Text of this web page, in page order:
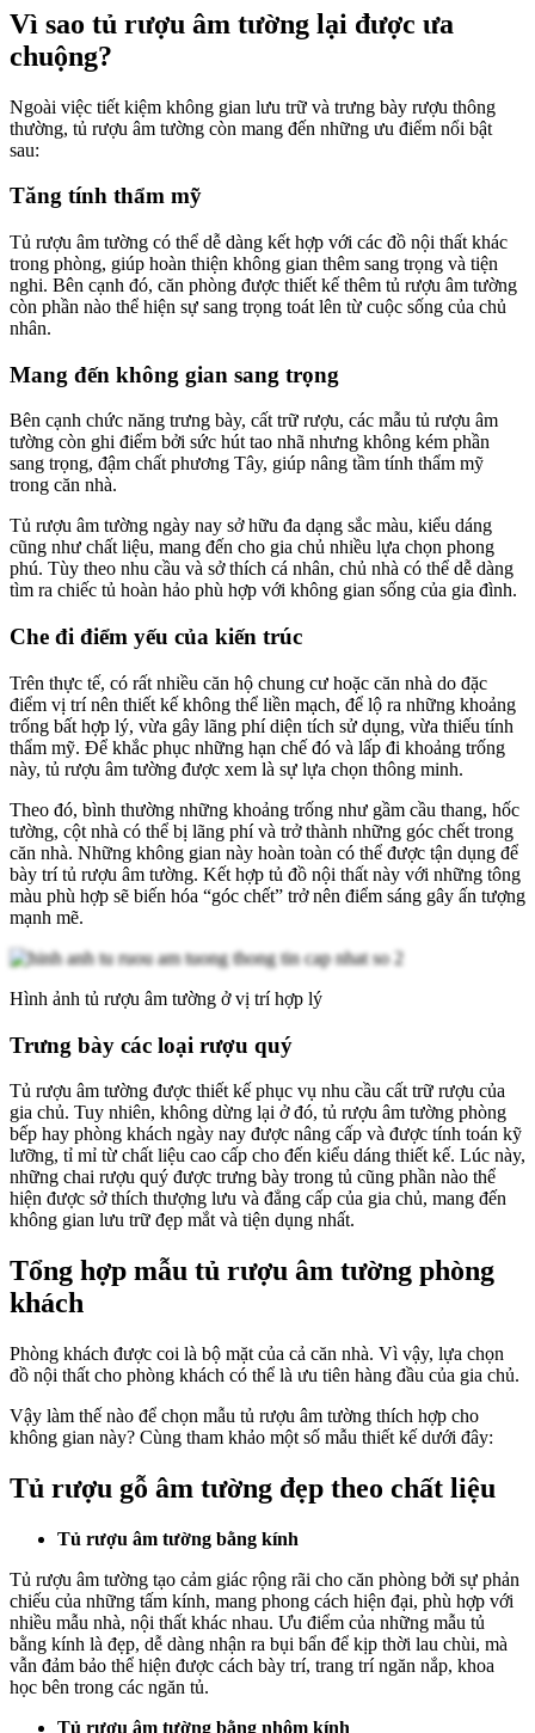
Vì sao tủ rượu âm tường lại được ưa
chuộng?
Ngoài việc tiết kiệm không gian lưu trữ và trưng bày rượu thông
thường, tủ rượu âm tường còn mang đến những ưu điểm nổi bật
sau:
Tăng tính thẩm mỹ
Tủ rượu âm tường có thể dễ dàng kết hợp với các đồ nội thất khác
trong phòng, giúp hoàn thiện không gian thêm sang trọng và tiện
nghi. Bên cạnh đó, căn phòng được thiết kế thêm tủ rượu âm tường
còn phần nào thể hiện sự sang trọng toát lên từ cuộc sống của chủ
nhân.
Mang đến không gian sang trọng
Bên cạnh chức năng trưng bày, cất trữ rượu, các mẫu tủ rượu âm
tường còn ghi điểm bởi sức hút tao nhã nhưng không kém phần
sang trọng, đậm chất phương Tây, giúp nâng tầm tính thẩm mỹ
trong căn nhà.
Tủ rượu âm tường ngày nay sở hữu đa dạng sắc màu, kiểu dáng
cũng như chất liệu, mang đến cho gia chủ nhiều lựa chọn phong
phú. Tùy theo nhu cầu và sở thích cá nhân, chủ nhà có thể dễ dàng
tìm ra chiếc tủ hoàn hảo phù hợp với không gian sống của gia đình.
Che đi điểm yếu của kiến trúc
Trên thực tế, có rất nhiều căn hộ chung cư hoặc căn nhà do đặc
điểm vị trí nên thiết kế không thể liền mạch, để lộ ra những khoảng
trống bất hợp lý, vừa gây lãng phí diện tích sử dụng, vừa thiếu tính
thẩm mỹ. Để khắc phục những hạn chế đó và lấp đi khoảng trống
này, tủ rượu âm tường được xem là sự lựa chọn thông minh.
Theo đó, bình thường những khoảng trống như gầm cầu thang, hốc
tường, cột nhà có thể bị lãng phí và trở thành những góc chết trong
căn nhà. Những không gian này hoàn toàn có thể được tận dụng để
bày trí tủ rượu âm tường. Kết hợp tủ đồ nội thất này với những tông
màu phù hợp sẽ biến hóa “góc chết” trở nên điểm sáng gây ấn tượng
mạnh mẽ.
Hình ảnh tủ rượu âm tường ở vị trí hợp lý
Trưng bày các loại rượu quý
Tủ rượu âm tường được thiết kế phục vụ nhu cầu cất trữ rượu của
gia chủ. Tuy nhiên, không dừng lại ở đó, tủ rượu âm tường phòng
bếp hay phòng khách ngày nay được nâng cấp và được tính toán kỹ
lưỡng, tỉ mỉ từ chất liệu cao cấp cho đến kiểu dáng thiết kế. Lúc này,
những chai rượu quý được trưng bày trong tủ cũng phần nào thể
hiện được sở thích thượng lưu và đẳng cấp của gia chủ, mang đến
không gian lưu trữ đẹp mắt và tiện dụng nhất.
Tổng hợp mẫu tủ rượu âm tường phòng
khách
Phòng khách được coi là bộ mặt của cả căn nhà. Vì vậy, lựa chọn
đồ nội thất cho phòng khách có thể là ưu tiên hàng đầu của gia chủ.
Vậy làm thế nào để chọn mẫu tủ rượu âm tường thích hợp cho
không gian này? Cùng tham khảo một số mẫu thiết kế dưới đây:
Tủ rượu gỗ âm tường đẹp theo chất liệu
Tủ rượu âm tường bằng kính
Tủ rượu âm tường tạo cảm giác rộng rãi cho căn phòng bởi sự phản
chiếu của những tấm kính, mang phong cách hiện đại, phù hợp với
nhiều mẫu nhà, nội thất khác nhau. Ưu điểm của những mẫu tủ
bằng kính là đẹp, dễ dàng nhận ra bụi bẩn để kịp thời lau chùi, mà
vẫn đảm bảo thể hiện được cách bày trí, trang trí ngăn nắp, khoa
học bên trong các ngăn tủ.
Tủ rượu âm tường bằng nhôm kính